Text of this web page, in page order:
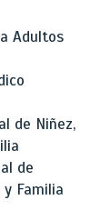
Adultos
de Niñez,
de
y Familia